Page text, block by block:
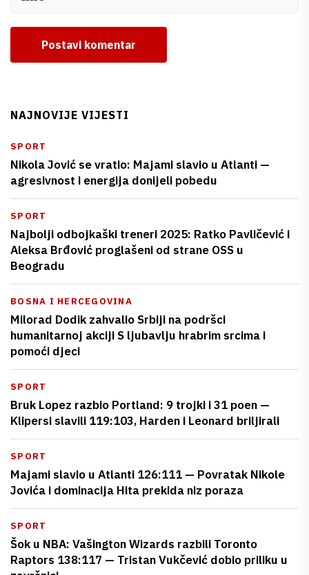
Postavi komentar
NAJNOVIJE VIJESTI
SPORT
Nikola Jović se vratio: Majami slavio u Atlanti —
agresivnost i energija donijeli pobedu
SPORT
Najbolji odbojkaški treneri 2025: Ratko Pavličević i
Aleksa Brđović proglašeni od strane OSS u
Beogradu
BOSNA I HERCEGOVINA
Milorad Dodik zahvalio Srbiji na podršci
humanitarnoj akciji S ljubavlju hrabrim srcima i
pomoći djeci
SPORT
Bruk Lopez razbio Portland: 9 trojki i 31 poen —
Klipersi slavili 119:103, Harden i Leonard briljirali
SPORT
Majami slavio u Atlanti 126:111 — Povratak Nikole
Jovića i dominacija Hita prekida niz poraza
SPORT
Šok u NBA: Vašington Wizards razbili Toronto
Raptors 138:117 — Tristan Vukčević dobio priliku u